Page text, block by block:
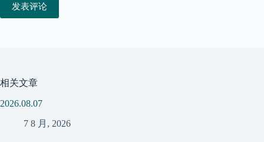
发表评论
相关文章
2026.08.07
7 8 月, 2026